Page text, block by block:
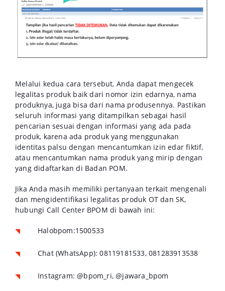
Melalui kedua cara tersebut, Anda dapat mengecek
legalitas produk baik dari nomor izin edarnya, nama
produknya, juga bisa dari nama produsennya. Pastikan
seluruh informasi yang ditampilkan sebagai hasil
pencarian sesuai dengan informasi yang ada pada
produk, karena ada produk yang menggunakan
identitas palsu dengan mencantumkan izin edar fiktif,
atau mencantumkan nama produk yang mirip dengan
yang didaftarkan di Badan POM.
Jika Anda masih memiliki pertanyaan terkait mengenali
dan mengidentifikasi legalitas produk OT dan SK,
hubungi Call Center BPOM di bawah ini:
Halobpom:1500533
Chat (WhatsApp): 08119181533, 081283913538
Instagram: @bpom_ri, @jawara_bpom